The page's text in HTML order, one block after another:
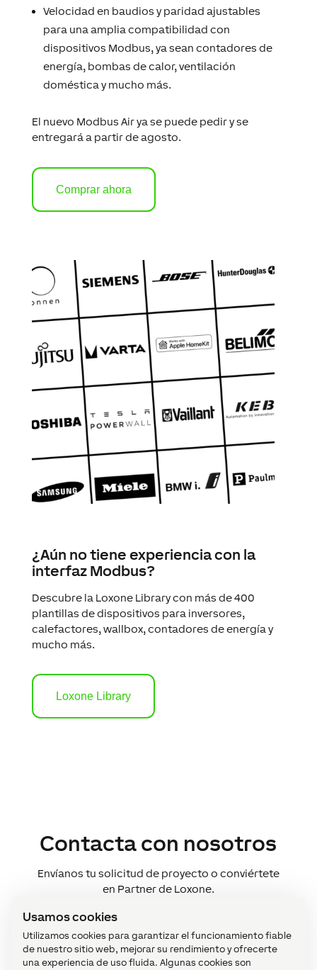
Usamos cookies
Utilizamos cookies para garantizar el funcionamiento fiable
de nuestro sitio web, mejorar su rendimiento y ofrecerte
una experiencia de uso fluida. Algunas cookies son
Velocidad en baudios y paridad ajustables
para una amplia compatibilidad con
dispositivos Modbus, ya sean contadores de
energía, bombas de calor, ventilación
doméstica y mucho más.
El nuevo Modbus Air ya se puede pedir y se
entregará a partir de agosto.
Comprar ahora
¿Aún no tiene experiencia con la
interfaz Modbus?
Descubre la Loxone Library con más de 400
plantillas de dispositivos para inversores,
calefactores, wallbox, contadores de energía y
mucho más.
Loxone Library
Contacta con nosotros
Envíanos tu solicitud de proyecto o conviértete
en Partner de Loxone.
A Cuéntanos tu proyecto